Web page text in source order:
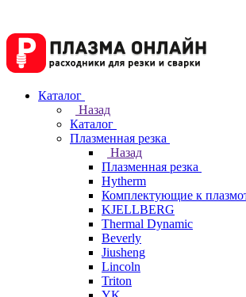
Каталог
Назад
Каталог
Плазменная резка
Назад
Плазменная резка
Hytherm
Комплектующие к
KJELLBERG
Thermal Dynamic
Beverly
Jiusheng
Lincoln
Triton